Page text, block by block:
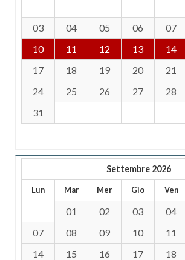
03
04 05 06 07
10
11 12 13 14
17
18 19 20 21
24
25 26 27 28
31
Settembre 2026
Lun Mar Mer Gio Ven
01 02 03 04
07
08 09 10 11
14
15 16 17 18